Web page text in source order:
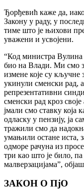
Ђорђевић каже да,
Закону у раду, у
тиме што jе њихови
уважени и усвоjени.
“Код министра Вулина
био на Влади. Ми смо
измене коjе су
укинули сменски рад,
репрезентативни
сменски рад кроз
jмали смо ставку коjа
одласку у пензиjу, jа
тражили смо да
умањили остане иста,
одморе рачуна из
три као што jе било,
малверзациjама”,
ЗАКОН О ПjО